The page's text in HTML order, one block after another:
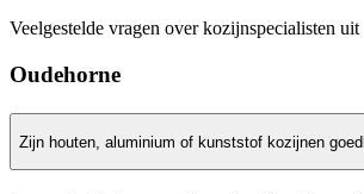
Veelgestelde vragen over kozijnspecialisten uit
Oudehorne
Zijn houten, aluminium of kunststof kozijnen